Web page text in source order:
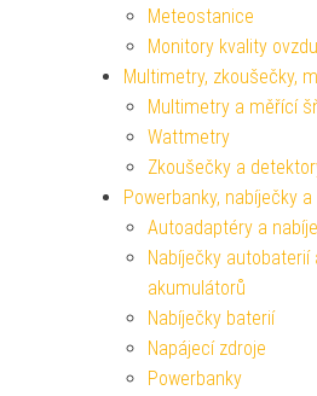
Meteostanice
Monitory kvality
Multimetry, zkoušečky,
Multimetry a měřící
Wattmetry
Zkoušečky a
Powerbanky, nabíječky a
Autoadaptéry a
Nabíječky autobaterií
akumulátorů
Nabíječky baterií
Napájecí zdroje
Powerbanky